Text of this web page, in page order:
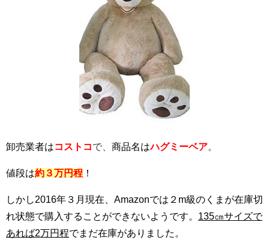
卸売業者はコストコで、 商品名はハグミーベア
値段は約３万円程 ！
しかし2016年３月現在、Amazonでは２m級のくまが在庫切
れ状態で購入することができないようです。 135㎝サイズで
あれば2万円程でまだ在庫がありました。